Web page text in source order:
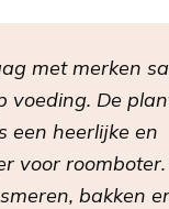
met merken
voeding. De
een heerlijke en
voor roomboter.
bakken